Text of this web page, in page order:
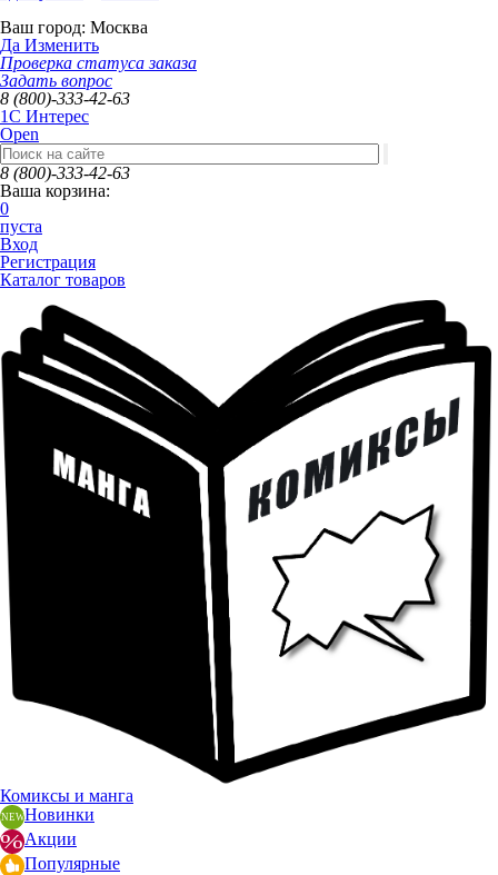
Ваш город: Москва
Да Изменить
Проверка статуса заказа
Задать вопрос
8 (800)-333-42-63
1C Интерес
Open
8 (800)-333-42-63
Ваша корзина:
0
пуста
Вход
Регистрация
Каталог товаров
Комиксы и манга
Новинки
Акции
Популярные